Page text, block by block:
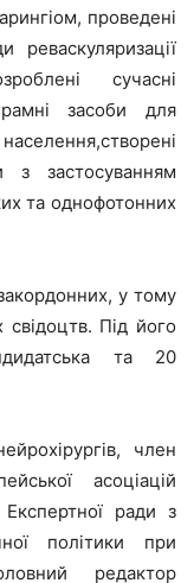
проведені
реваскуляризації
сучасні
засоби для
з застосуванням
та однофотонних
у тому
свідоцтв. Під його
та 20
член
асоціацій
Експертної ради з
політики при
редактор